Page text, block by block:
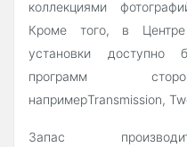
коллекциями
Кроме того, в
установки доступно
программ
напримерTransmission,
Запас